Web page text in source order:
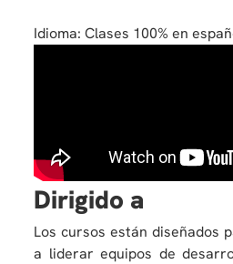
Idioma: Clases 100% en
Dirigido a
Los cursos están diseñados
a liderar equipos de